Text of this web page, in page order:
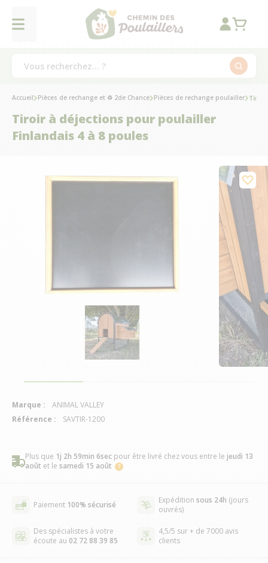
Plus que 1j 2h 59min 6sec pour être livré chez vous entre le jeudi 13
août et le samedi 15 août
Paiement 100% sécurisé Expédition sous 24h (jours
ouvrés)
Des spécialistes à votre
écoute au 02 72 88 39 85
4,5/5 sur + de 7000 avis
clients
Accueil Pièces de rechange et ♻ 2de Chance Pièces de rechange poulailler Tiroir
Tiroir à déjections pour poulailler
Finlandais 4 à 8 poules
Marque :
ANIMAL VALLEY
Référence :
SAVTIR-1200